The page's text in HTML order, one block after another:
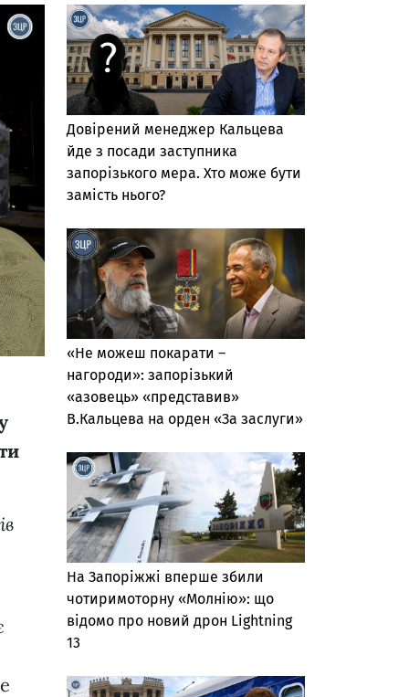
Довірений менеджер Кальцева
йде з посади заступника
запорізького мера. Хто може бути
замість нього?
«Не можеш покарати –
нагороди»: запорізький
«азовець» «представив»
В.Кальцева на орден «За заслуги»
На Запоріжжі вперше збили
чотиримоторну «Молнію»: що
відомо про новий дрон Lightning
13